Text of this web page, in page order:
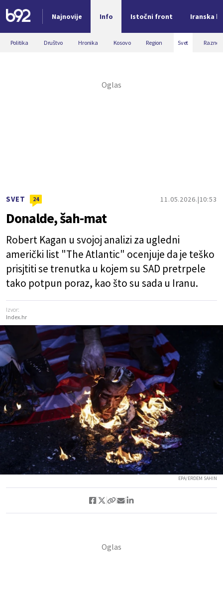
Najnovije Info Istočni front Iranska
Nova vest
Politika Društvo Hronika Kosovo Region Svet Razno
SVET 24 11.05.2026. 10:53
Donalde, šah-mat
Robert Kagan u svojoj analizi za ugledni
američki list "The Atlantic" ocenjuje da je teško
prisjtiti se trenutka u kojem su SAD pretrpele
tako potpun poraz, kao što su sada u Iranu.
Izvor:
Index.hr
EPA/ERDEM SAHIN